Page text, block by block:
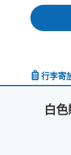
forward
interact
and
date.
行李寄
白